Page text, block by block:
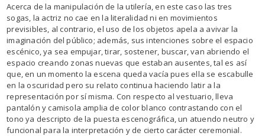
Acerca de la manipulación de la utilería, en este caso las tres
sogas, la actriz no cae en la literalidad ni en movimientos
previsibles, al contrario, el uso de los objetos apela a avivar la
imaginación del público; además, sus intenciones sobre el espacio
escénico, ya sea empujar, tirar, sostener, buscar, van abriendo el
espacio creando zonas nuevas que estaban ausentes, tal es así
que, en un momento la escena queda vacía pues ella se escabulle
en la oscuridad pero su relato continua haciendo latir a la
representación por sí misma. Con respecto al vestuario, lleva
pantalón y camisola amplia de color blanco contrastando con el
tono ya descripto de la puesta escenográfica, un atuendo neutro y
funcional para la interpretación y de cierto carácter ceremonial.